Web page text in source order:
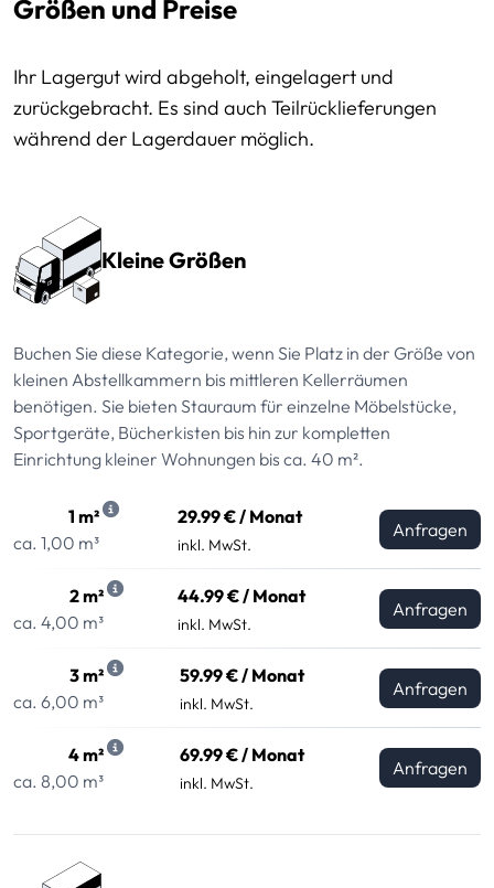
Größen und Preise
Ihr Lagergut wird abgeholt, eingelagert und
zurückgebracht. Es sind auch Teilrücklieferungen
während der Lagerdauer möglich.
Kleine Größen
Buchen Sie diese Kategorie, wenn Sie Platz in der Größe von
kleinen Abstellkammern bis mittleren Kellerräumen
benötigen. Sie bieten Stauraum für einzelne Möbelstücke,
Sportgeräte, Bücherkisten bis hin zur kompletten
Einrichtung kleiner Wohnungen bis ca. 40 m².
1 m²
ca. 1,00 m³
29.99 € / Monat
inkl. MwSt.
Anfragen
2 m²
ca. 4,00 m³
44.99 € / Monat
inkl. MwSt.
Anfragen
3 m²
ca. 6,00 m³
59.99 € / Monat
inkl. MwSt.
Anfragen
4 m²
ca. 8,00 m³
69.99 € / Monat
inkl. MwSt.
Anfragen